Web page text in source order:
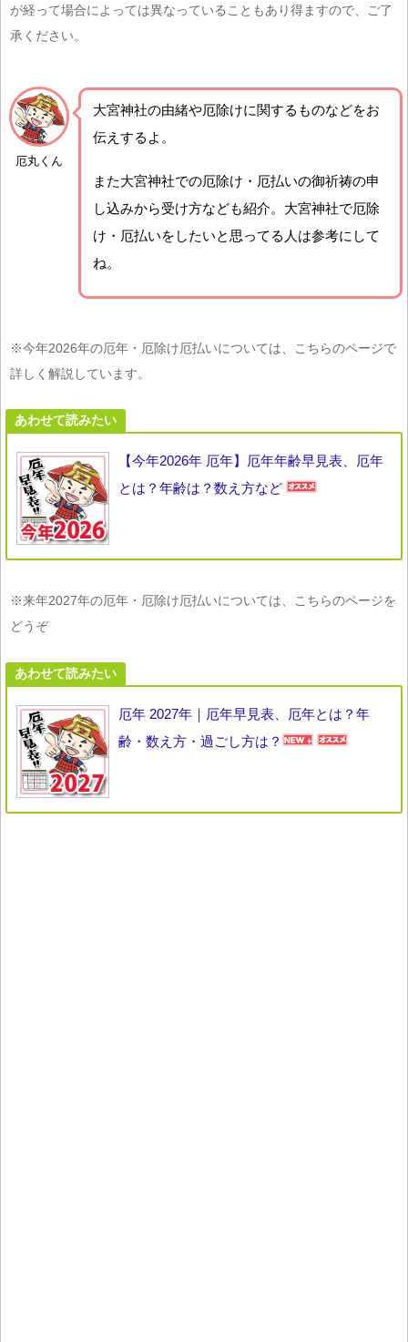
が経って場合によっては異なっていることもあり得ますので、ご了
承ください。
厄丸くん
大宮神社の由緒や厄除けに関するものなどをお
伝えするよ。
また大宮神社での厄除け・厄払いの御祈祷の申
し込みから受け方なども紹介。大宮神社で厄除
け・厄払いをしたいと思ってる人は参考にして
ね。
※今年2026年の厄年・厄除け厄払いについては、こちらのページで
詳しく解説しています。
あわせて読みたい
【今年2026年 厄年】厄年年齢早見表、厄年
とは？年齢は？数え方など
※来年2027年の厄年・厄除け厄払いについては、こちらのページを
どうぞ
あわせて読みたい
厄年 2027年｜厄年早見表、厄年とは？年
齢・数え方・過ごし方は？